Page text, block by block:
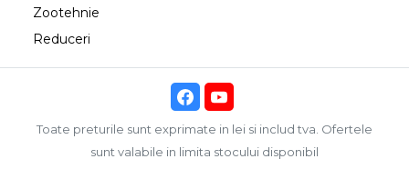
Zootehnie
Reduceri
Toate preturile sunt exprimate in lei si includ tva. Ofertele
sunt valabile in limita stocului disponibil